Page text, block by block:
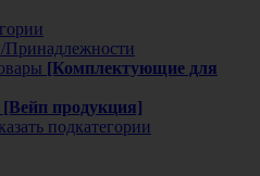
Принадлежности
[Комплектующие для
[Вейп продукция]
подкатегории